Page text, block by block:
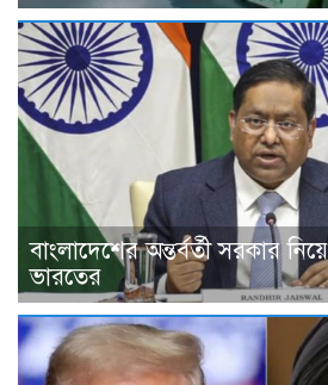
বাংলাদেশের অন্তর্বর্তী সরকার
ভারতের